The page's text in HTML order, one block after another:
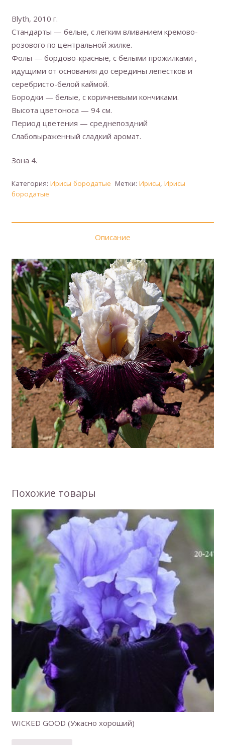
Blyth, 2010 г.
Стандарты — белые, с легким вливанием кремово-
розового по центральной жилке.
Фолы — бордово-красные, с белыми прожилками ,
идущими от основания до середины лепестков и
серебристо-белой каймой.
Бородки — белые, с коричневыми кончиками.
Высота цветоноса — 94 см.
Период цветения — среднепоздний
Слабовыраженный сладкий аромат.
Зона 4.
Категория: Ирисы бородатые Метки: Ирисы Ирисы
бородатые
Описание
Похожие товары
WICKED GOOD (Ужасно хороший)